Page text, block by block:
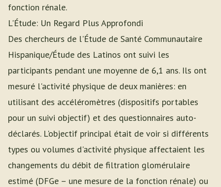
fonction rénale.
L'Étude: Un Regard Plus Approfondi
Des chercheurs de l'Étude de Santé Communautaire
Hispanique/Étude des Latinos ont suivi les
participants pendant une moyenne de 6,1 ans. Ils ont
mesuré l'activité physique de deux manières: en
utilisant des accéléromètres (dispositifs portables
pour un suivi objectif) et des questionnaires auto-
déclarés. L'objectif principal était de voir si différents
types ou volumes d'activité physique affectaient les
changements du débit de filtration glomérulaire
estimé (DFGe – une mesure de la fonction rénale) ou